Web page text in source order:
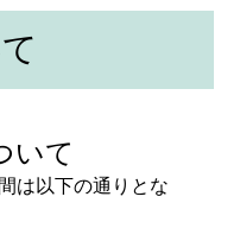
いて
は以下の通りとな